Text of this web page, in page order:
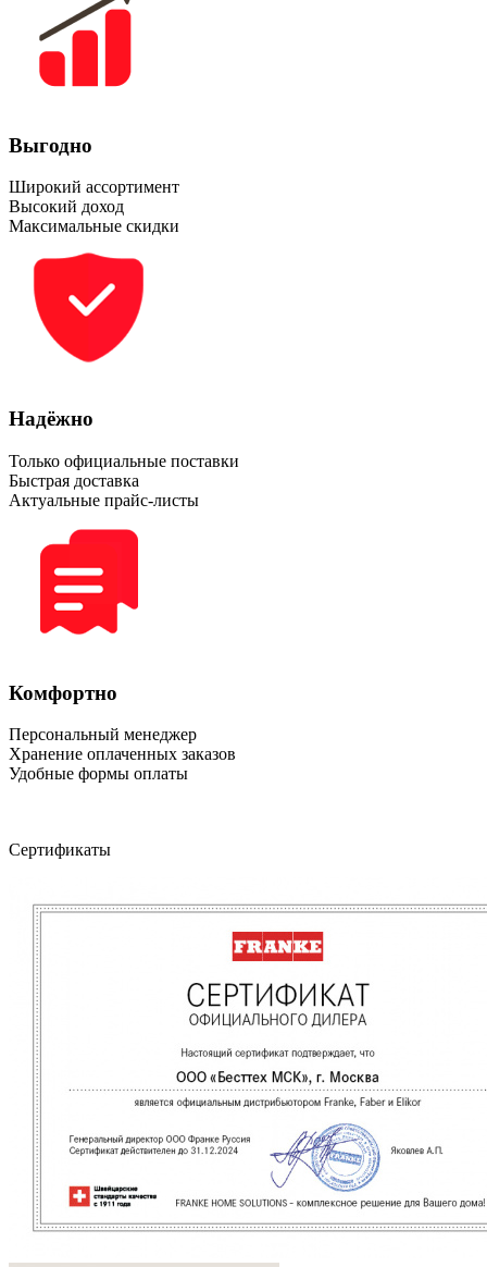
Выгодно
Широкий ассортимент
Высокий доход
Максимальные скидки
Надёжно
Только официальные поставки
Быстрая доставка
Актуальные прайс-листы
Комфортно
Персональный менеджер
Хранение оплаченных заказов
Удобные формы оплаты
Сертификаты